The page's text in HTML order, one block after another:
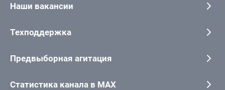
Наши вакансии
Техподдержка
Предвыборная агитация
Статистика канала в MAX